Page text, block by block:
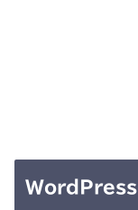
WordPress